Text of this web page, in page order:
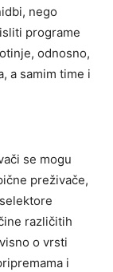
nego
programe
odnosno,
a samim time i
se mogu
preživače,
različitih
o vrsti
i